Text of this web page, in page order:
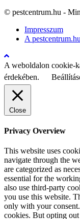
© pestcentrum.hu -
Impresszum
A
A weboldalon cookie-
érdekében.
Close
Privacy Overview
This website uses
navigate through the
are categorized as
essential for the
also use third-party
you use this website.
only with your
cookies. But opting